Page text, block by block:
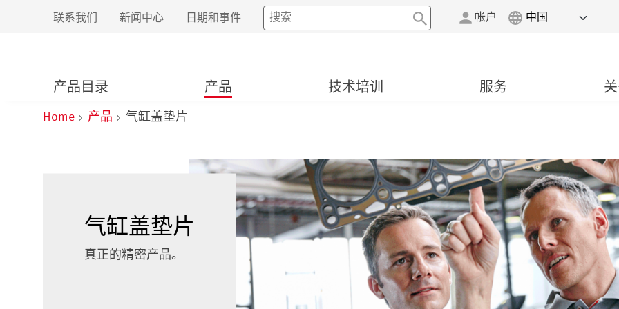
联系我们 新闻中心 日期和事件 帐户
产品目录 产品 技术培训 服务
Home 产品 气缸盖垫片
气缸盖垫片
真正的精密产品。